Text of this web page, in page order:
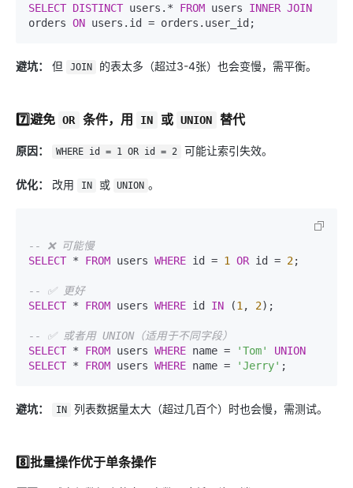
SELECT DISTINCT users. * FROM users INNER JOIN
orders ON users.id =
避坑： 但 JOIN 的表太多（超过3-4张）也会变慢，需平衡。
7️⃣避免 ​ OR ​ 条件，用 ​ IN ​ 或 ​ UNION ​ 替代
原因： WHERE id = 1 OR id = 2 可能让索引失效。
优化： 改用 IN 或 UNION 。
-- ❌ 可能慢
SELECT * FROM users WHERE id = 1 OR id = 2;
-- ✅ 更好
SELECT * FROM users WHERE id IN (1 , 2);
-- ✅ 或者用 UNION（适用于不同字段）
SELECT * FROM users WHERE name = 'Tom'
UNION
SELECT * FROM users WHERE name = 'Jerry'
避坑： IN 列表数据量太大（超过几百个）时也会慢，需测试。
8️⃣批量操作优于单条操作